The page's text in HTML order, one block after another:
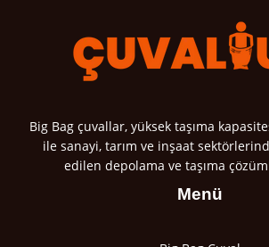
Big Bag çuvallar, yüksek taşıma
ile sanayi, tarım ve inşaat
edilen depolama ve taşıma
Menü